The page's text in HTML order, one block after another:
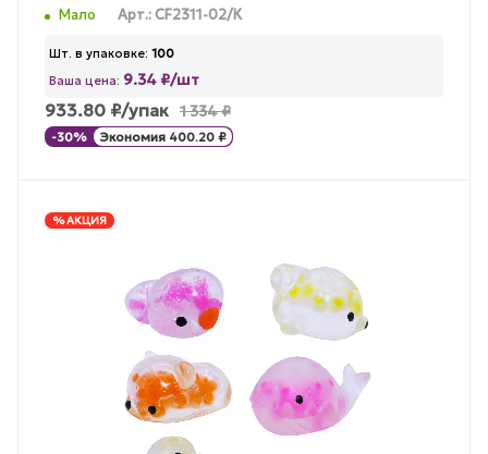
Мало Арт.: CF2311-02/К
Шт. в упаковке: 100
Ваша цена: 9.34 ₽/шт
933.80 ₽/упак 1 334₽
-30% Экономия 400.20 ₽
% АКЦИЯ